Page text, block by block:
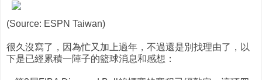
(Source: ESPN Taiwan)
很久沒寫了，因為忙又加上過年，不過還是別找理由了，以
下是已經累積一陣子的籃球消息和感想：